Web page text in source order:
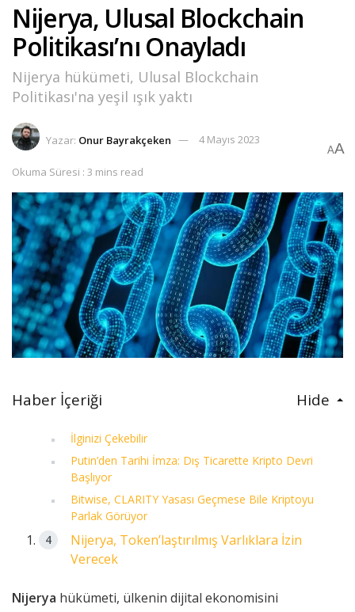
Nijerya, Ulusal Blockchain
Politikası’nı Onayladı
Nijerya hükümeti, Ulusal Blockchain
Politikası'na yeşil ışık yaktı
Yazar: Onur Bayrakçeken 4 Mayıs 2023
Okuma Süresi : 3 mins read
AA
Haber İçeriği Hide
İlginizi Çekebilir
Putin’den Tarihi İmza: Dış Ticarette Kripto Devri
Başlıyor
Bitwise, CLARITY Yasası Geçmese Bile Kriptoyu
Parlak Görüyor
Nijerya, Token’laştırılmış Varlıklara İzin
Verecek
Nijerya hükümeti, ülkenin dijital ekonomisini